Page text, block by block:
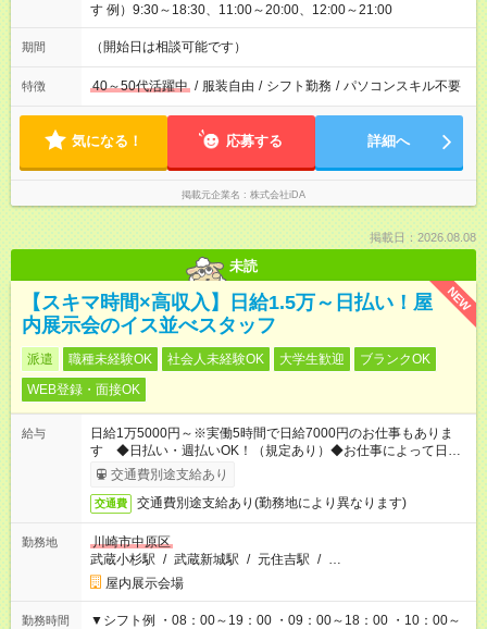
す 例）9:30～18:30、11:00～20:00、12:00～21:00
期間 （開始日は相談可能です）
特徴 40～50代活躍中 / 服装自由 / シフト勤務 / パソコンスキル不要
気になる！ 応募する 詳細へ
掲載元企業名 株式会社iDA
掲載日：2026.08.08
未読
NEW
【スキマ時間×高収入】日給1.5万～日払い！屋
内展示会のイス並べスタッフ
派遣 職種未経験OK 社会人未経験OK 大学生歓迎
ブランクOK
WEB登録・面接OK
給与
日給1万5000円～※実働5時間で日給7000円のお仕事もありま
す ◆日払い・週払いOK！（規定あり）◆お仕事によって日給も
異なります
交通費別途支給あり
交通費 交通費別途支給あり(勤務地により異なります)
勤務地
川崎市中原区
武蔵小杉駅 / 武蔵新城駅 / 元住吉駅 / …
屋内展示会場
勤務時間
▼シフト例 ・08：00～19：00 ・09：00～18：00 ・10：00～